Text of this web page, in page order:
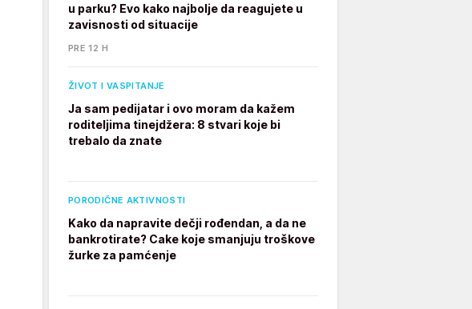
u parku? Evo kako najbolje da reagujete u
zavisnosti od situacije
PRE 12 H
ŽIVOT I VASPITANJE
Ja sam pedijatar i ovo moram da kažem
roditeljima tinejdžera: 8 stvari koje bi
trebalo da znate
PORODIČNE AKTIVNOSTI
Kako da napravite dečji rođendan, a da ne
bankrotirate? Cake koje smanjuju troškove
žurke za pamćenje